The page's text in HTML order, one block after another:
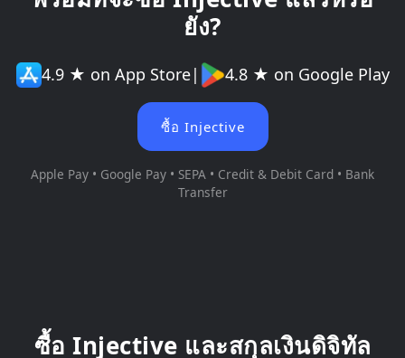
ยัง?
4.9 ★ on App Store| 4.8 ★ on Google Play
ซื้อ Injective
Apple Pay • Google Pay • SEPA • Credit & Debit Card • Bank
Transfer
ซื้อ Injective และสกุลเงินดิจิทัล